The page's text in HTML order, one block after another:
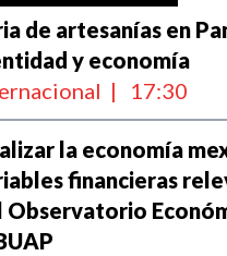
de artesanías en
y economía
| 17:30
la economía
financieras
Observatorio